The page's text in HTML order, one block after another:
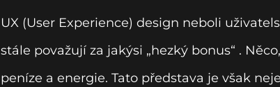
UX (User Experience) design neboli
stále považují za jakýsi „hezký bonus“ .
peníze a energie. Tato představa je však